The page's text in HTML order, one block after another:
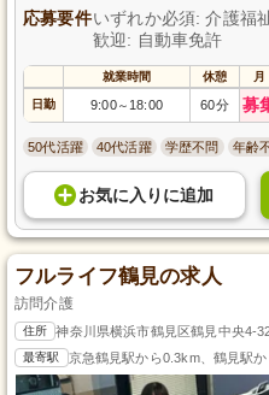
応募要件いずれか必須: 介護福
歓迎: 自動車免許
就業時間 休憩 月
日勤 9:00～ 18:00 60分 募
50代活躍 40代活躍 学歴不問 年齢
お気に入り に追加
フルライフ鶴見の求人
訪問介護
住所 神奈川県横浜市鶴見区鶴見中央4-
最寄駅 京急鶴見駅から0.3km、鶴見駅